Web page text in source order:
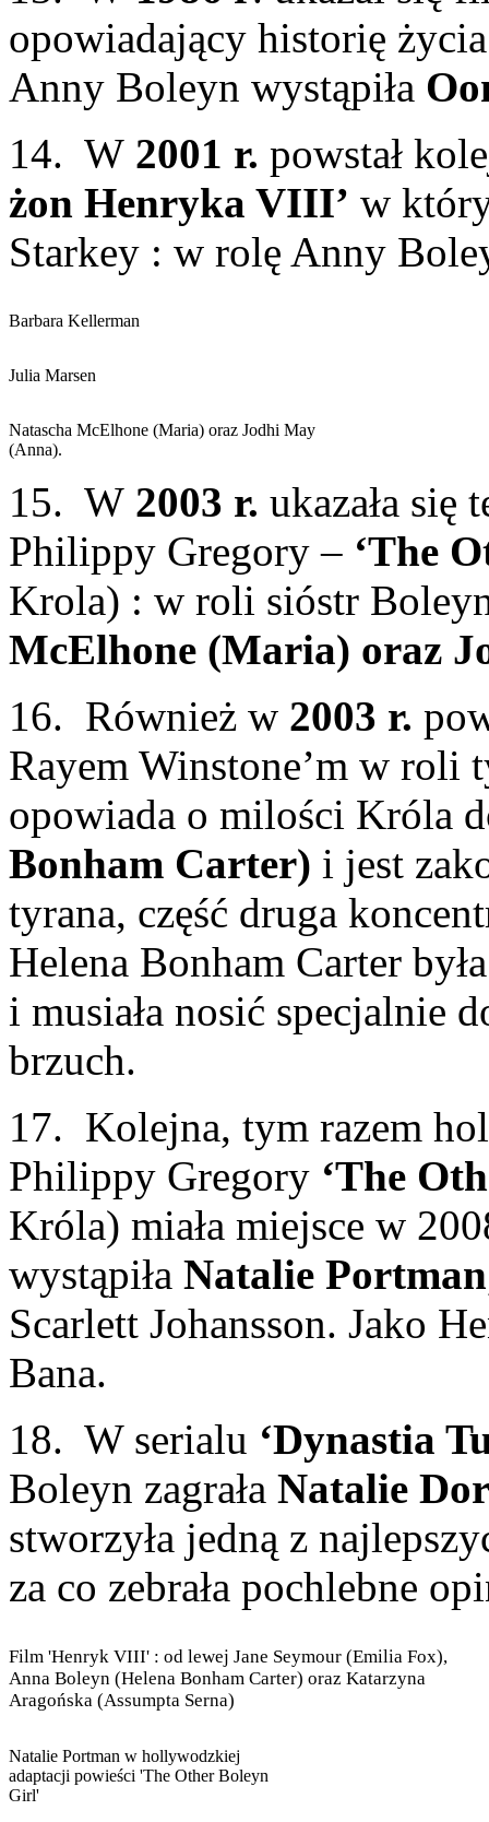
opowiadający historię
Anny Boleyn wystąpiła
14. W 2001 r. powstał
żon Henryka VIII’ w
Starkey : w rolę Anny
Barbara Kellerman
Julia Marsen
Natascha McElhone (Maria) oraz Jodhi May
(Anna).
15. W 2003 r. ukazała się
Philippy Gregory – ‘The
Krola) : w roli sióstr
McElhone (Maria) oraz
16. Również w 2003 r.
Rayem Winstone’m w roli
opowiada o milości Króla
Bonham Carter) i jest
tyrana, część druga
Helena Bonham Carter
i musiała nosić specjalnie
brzuch.
17. Kolejna, tym razem
Philippy Gregory ‘The
Króla) miała miejsce w
wystąpiła Natalie Portman
Scarlett Johansson. Jako
Bana.
18. W serialu ‘Dynastia
Boleyn zagrała Natalie
stworzyła jedną z
za co zebrała pochlebne
Film 'Henryk VIII' : od lewej Jane Seymour (Emilia Fox),
Anna Boleyn (Helena Bonham Carter) oraz Katarzyna
Aragońska (Assumpta Serna)
Natalie Portman w hollywodzkiej
adaptacji powieści 'The Other Boleyn
Girl'